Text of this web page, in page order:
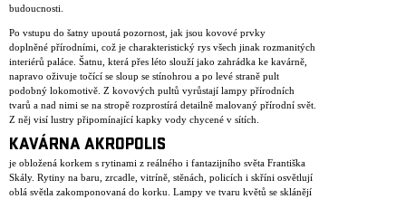
budoucnosti.
Po vstupu do šatny upoutá pozornost, jak jsou kovové prvky
doplněné přírodními, což je charakteristický rys všech jinak rozmanitých
interiérů paláce. Šatnu, která přes léto slouží jako zahrádka ke kavárně,
napravo oživuje točící se sloup se stínohrou a po levé straně pult
podobný lokomotivě. Z kovových pultů vyrůstají lampy přírodních
tvarů a nad nimi se na stropě rozprostírá detailně malovaný přírodní svět.
Z něj visí lustry připomínající kapky vody chycené v sítích.
KAVÁRNA AKROPOLIS
je obložená korkem s rytinami z reálného i fantazijního světa Františka
Skály. Rytiny na baru, zrcadle, vitríně, stěnách, policích i skříni osvětlují
oblá světla zakomponovaná do korku. Lampy ve tvaru květů se sklánějí